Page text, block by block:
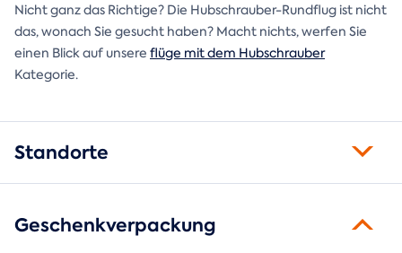
Nicht ganz das Richtige? Die Hubschrauber-Rundflug ist nicht
das, wonach Sie gesucht haben? Macht nichts, werfen Sie
einen Blick auf unsere flüge mit dem Hubschrauber
Kategorie.
Standorte
Geschenkverpackung